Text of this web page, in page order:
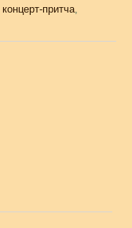
концерт-притча,